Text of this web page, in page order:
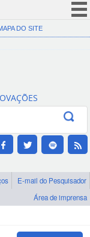
(COVID-19)
Canais
DO SITE
E-mail do Pesquisador
Área de imprensa